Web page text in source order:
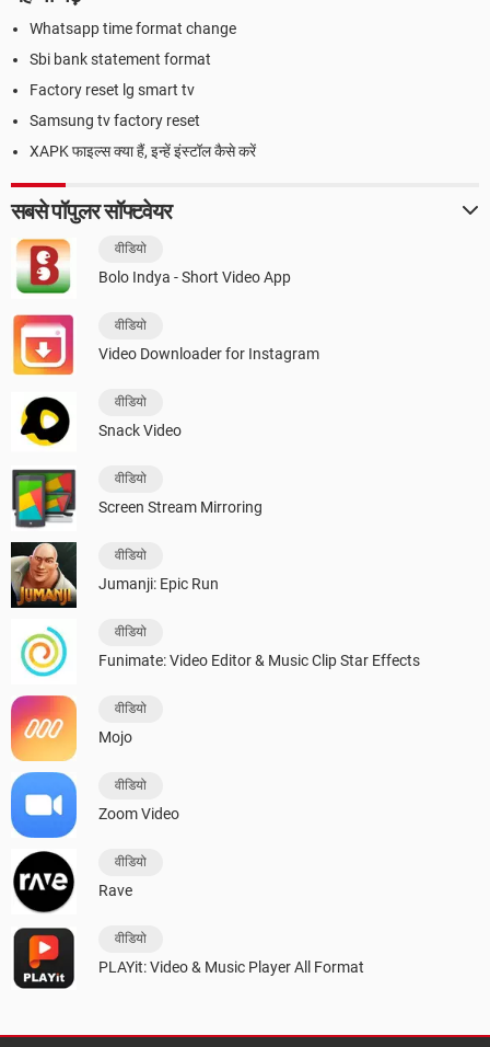
Whatsapp time format change
Sbi bank statement format
Factory reset lg smart tv
Samsung tv factory reset
XAPK फाइल्स क्या हैं, इन्हें इंस्टॉल कैसे करें
सबसे पॉपुलर सॉफ्टवेयर
वीडियो
Bolo Indya - Short Video App
वीडियो
Video Downloader for Instagram
वीडियो
Snack Video
वीडियो
Screen Stream Mirroring
वीडियो
Jumanji: Epic Run
वीडियो
Funimate: Video Editor & Music Clip Star Effects
वीडियो
Mojo
वीडियो
Zoom Video
वीडियो
Rave
वीडियो
PLAYit: Video & Music Player All Format